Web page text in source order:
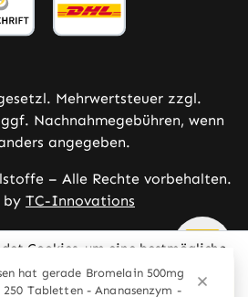
Mehrwertsteuer zzgl.
Nachnahmegebühren, wenn
angegeben.
– Alle Rechte vorbehalten.
by TC-Innovations
Cookies, um eine bestmögliche
können.Mehr Informationen ...